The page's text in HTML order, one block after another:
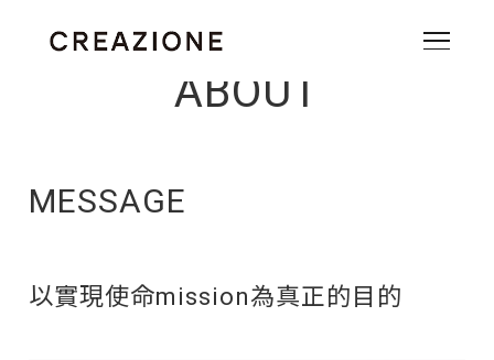
ABOUT
MESSAGE
以實現使命mission為真正的目的